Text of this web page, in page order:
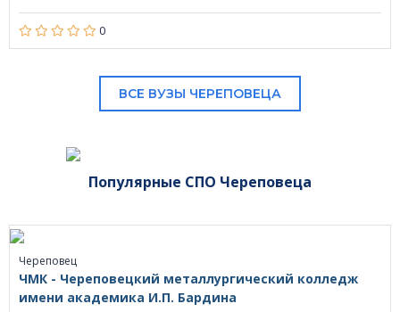
0
ВСЕ ВУЗЫ ЧЕРЕПОВЕЦА
Популярные СПО Череповеца
Череповец
ЧМК - Череповецкий металлургический колледж
имени академика И.П. Бардина